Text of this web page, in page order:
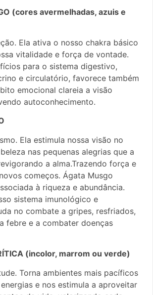
(cores avermelhadas, azuis e
Ela ativa o nosso chakra básico
vitalidade e força de vontade.
para o sistema digestivo,
e circulatório, favorece também
emocional clareia a visão
autoconhecimento.
Ela estimula nossa visão no
nas pequenas alegrias que a
a alma.Trazendo força e
começos. Ágata Musgo
à riqueza e abundância.
sistema imunológico e
no combate a gripes, resfriados,
febre e a combater doenças
(incolor, marrom ou verde)
Torna ambientes mais pacíficos
e nos estimula a aproveitar